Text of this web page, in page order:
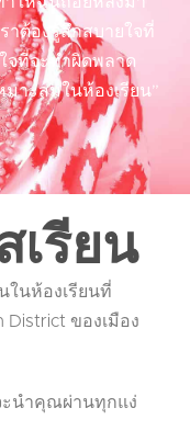
าต้องรู้สึกสบายใจที่
จที่จะทำผิดพลาด
าะสมในห้องเรียน”
เรียน
ในห้องเรียนที่
District ของเมือง
นำคุณผ่านทุกแง่